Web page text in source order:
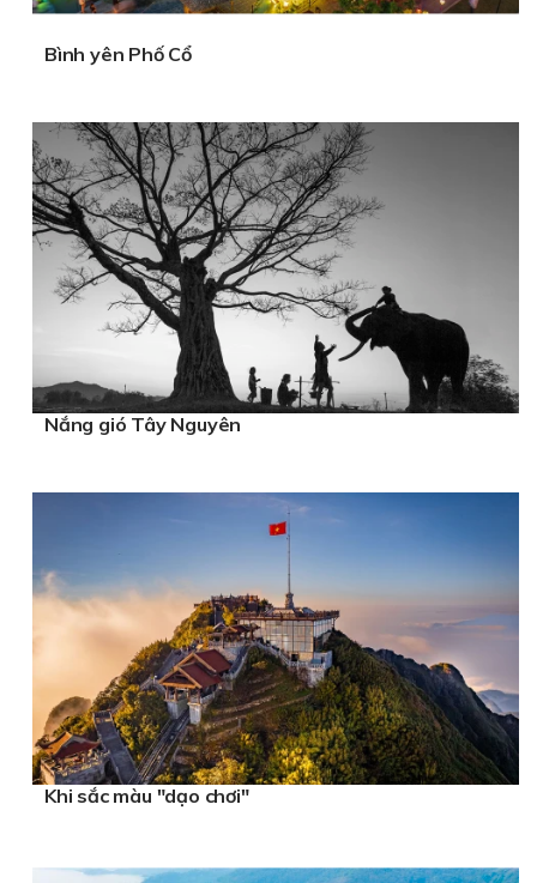
Bình yên Phố Cổ
Nắng gió Tây Nguyên
Khi sắc màu "dạo chơi"